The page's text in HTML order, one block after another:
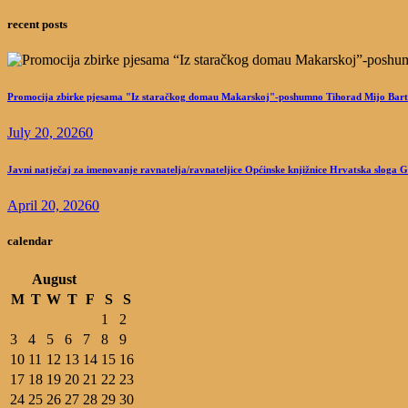
recent posts
Promocija zbirke pjesama "Iz staračkog domau Makarskoj"-poshumno Tihorad Mijo
July 20, 20260
Javni natječaj za imenovanje ravnatelja/ravnateljice Općinske knjižnice Hrvatska sloga
April 20, 20260
calendar
August
M T W T F S
S
1
2
3
4 5 6 7 8
9
10 11 12 13 14 15 16
17 18 19 20 21 22 23
24 25 26 27 28 29 30